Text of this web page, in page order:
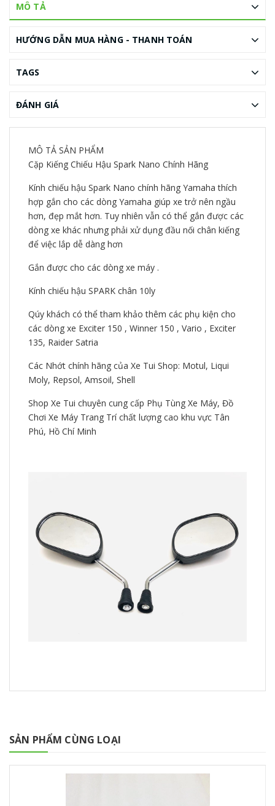
MÔ TẢ
HƯỚNG DẪN MUA HÀNG - THANH TOÁN
TAGS
ĐÁNH GIÁ
MÔ TẢ SẢN PHẨM
Cặp Kiếng Chiếu Hậu Spark Nano Chính Hãng
Kính chiếu hậu Spark Nano chính hãng Yamaha thích
hợp gắn cho các dòng Yamaha giúp xe trở nên ngầu
hơn, đẹp mắt hơn. Tuy nhiên vẫn có thể gắn được các
dòng xe khác nhưng phải xử dụng đầu nối chân kiếng
để việc lắp dễ dàng hơn
Gắn được cho các dòng xe máy .
Kính chiếu hậu SPARK chân 10ly
Qúy khách có thể tham khảo thêm các phụ kiện cho
các dòng xe Exciter 150 , Winner 150 , Vario , Exciter
135, Raider Satria
Các Nhớt chính hãng của Xe Tui Shop: Motul, Liqui
Moly, Repsol, Amsoil, Shell
Shop Xe Tui chuyên cung cấp Phụ Tùng Xe Máy, Đồ
Chơi Xe Máy Trang Trí chất lượng cao khu vực Tân
Phú, Hồ Chí Minh
SẢN PHẨM CÙNG LOẠI